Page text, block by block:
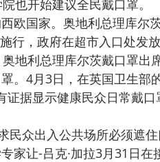
也开始建议全民戴口罩。
欧国家。奥地利总理库尔
行，政府在超市入口处发放
地利总理库尔茨戴口罩出席
。4月3日，在英国卫生部
证据显示健康民众日常戴
众出入公共场所必须遮住
家让-吕克·加拉3月31日在